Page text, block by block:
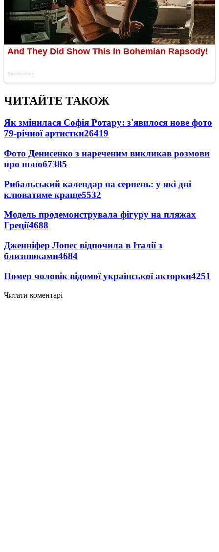
ЧИТАЙТЕ ТАКОЖ
Як змінилася Софія Ротару: з'явилося нове фото
79-річної артистки26419
Фото Денисенко з нареченим викликав розмови
про шлюб7385
Рибальський календар на серпень: у які дні
клюватиме краще5532
Модель продемонструвала фігуру на пляжах
Греції4688
Дженніфер Лопес відпочила в Італії з
близнюками4684
Помер чоловік відомої української акторки4251
Читати коментарі